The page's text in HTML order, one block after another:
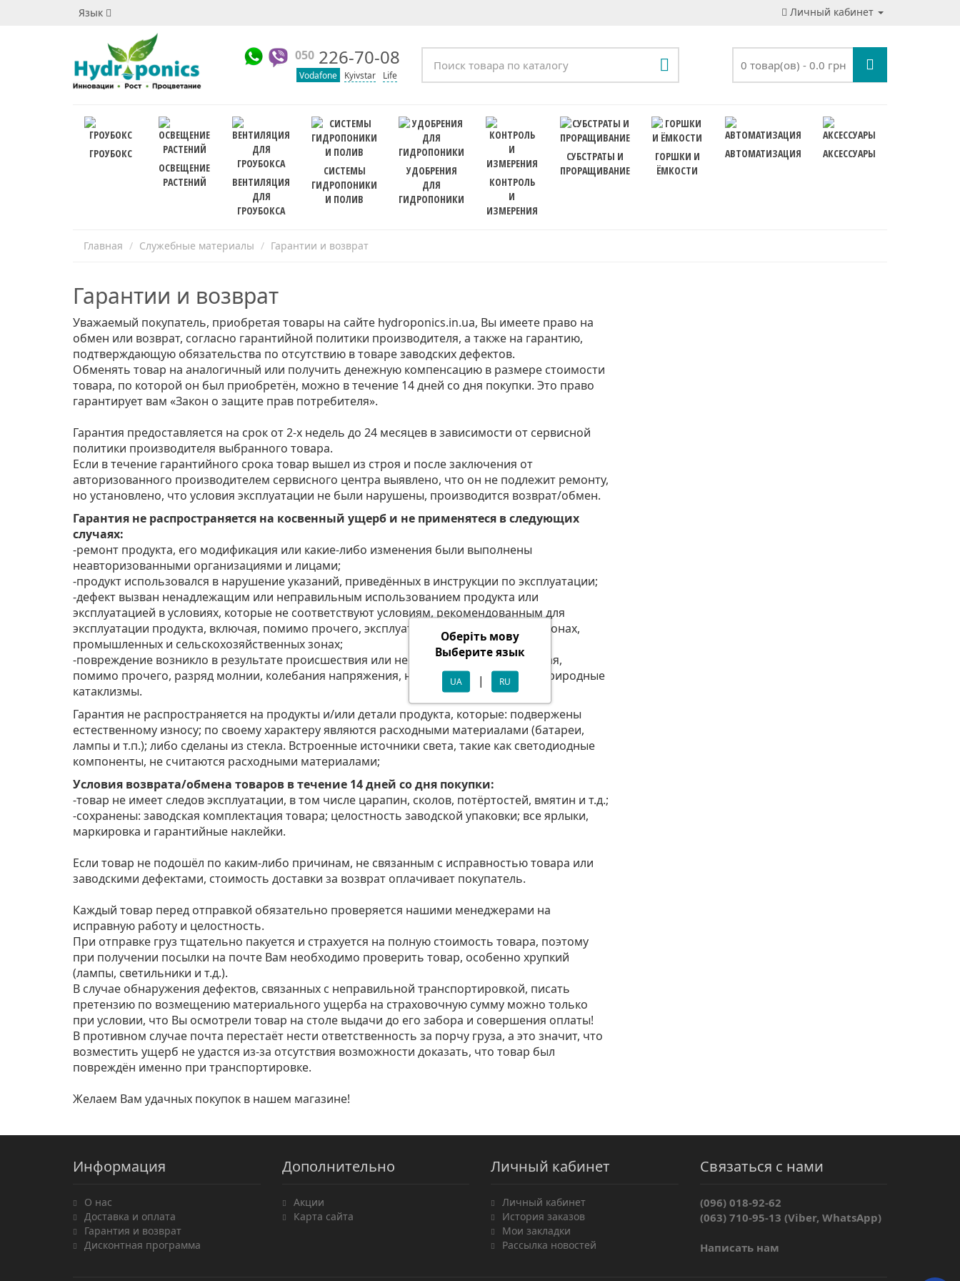
Оберіть мову
Выберите язык
UA | RU
Язык Личный кабинет
050226-70-08
Vodafone Kyivstar Life
0 товар(ов) - 0.0 грн
ГРОУБОКС
ОСВЕЩЕНИЕ
РАСТЕНИЙ
ВЕНТИЛЯЦИЯ
ДЛЯ
ГРОУБОКСА
СИСТЕМЫ
ГИДРОПОНИКИ
И ПОЛИВ
УДОБРЕНИЯ
ДЛЯ
ГИДРОПОНИКИ
КОНТРОЛЬ
И
ИЗМЕРЕНИЯ
СУБСТРАТЫ И
ПРОРАЩИВАНИЕ
ГОРШКИ И
ЁМКОСТИ
АВТОМАТИЗАЦИЯ АКСЕССУАРЫ
Главная Служебные материалы Гарантии и возврат
Гарантии и возврат
Уважаемый покупатель, приобретая товары на сайте hydroponics.in.ua, Вы имеете право на
обмен или возврат, согласно гарантийной политики производителя, а также на гарантию,
подтверждающую обязательства по отсутствию в товаре заводских дефектов.
Обменять товар на аналогичный или получить денежную компенсацию в размере стоимости
товара, по которой он был приобретён, можно в течение 14 дней со дня покупки. Это право
гарантирует вам «Закон о защите прав потребителя».
Гарантия предоставляется на срок от 2-х недель до 24 месяцев в зависимости от сервисной
политики производителя выбранного товара.
Если в течение гарантийного срока товар вышел из строя и после заключения от
авторизованного производителем сервисного центра выявлено, что он не подлежит ремонту,
но установлено, что условия эксплуатации не были нарушены, производится возврат/обмен.
Гарантия не распространяется на косвенный ущерб и не применятеся в следующих
случаях:
-ремонт продукта, его модификация или какие-либо изменения были выполнены
неавторизованными организациями и лицами;
-продукт использовался в нарушение указаний, приведённых в инструкции по эксплуатации;
-дефект вызван ненадлежащим или неправильным использованием продукта или
эксплуатацией в условиях, которые не соответствуют условиям, рекомендованным для
эксплуатации продукта, включая, помимо прочего, эксплуатацию в прибрежных районах,
промышленных и сельскохозяйственных зонах;
-повреждение возникло в результате происшествия или несчастного случая, включая,
помимо прочего, разряд молнии, колебания напряжения, наводнение, пожар или природные
катаклизмы.
Гарантия не распространяется на продукты и/или детали продукта, которые: подвержены
естественному износу; по своему характеру являются расходными материалами (батареи,
лампы и т.п.); либо сделаны из стекла. Встроенные источники света, такие как светодиодные
компоненты, не считаются расходными материалами;
Условия возврата/обмена товаров в течение 14 дней со дня покупки:
-товар не имеет следов эксплуатации, в том числе царапин, сколов, потёртостей, вмятин и т.д.;
-сохранены: заводская комплектация товара; целостность заводской упаковки; все ярлыки,
маркировка и гарантийные наклейки.
Если товар не подошёл по каким-либо причинам, не связанным с исправностью товара или
заводскими дефектами, стоимость доставки за возврат оплачивает покупатель.
Каждый товар перед отправкой обязательно проверяется нашими менеджерами на
исправную работу и целостность.
При отправке груз тщательно пакуется и страхуется на полную стоимость товара, поэтому
при получении посылки на почте Вам необходимо проверить товар, особенно хрупкий
(лампы, светильники и т.д.).
В случае обнаружения дефектов, связанных с неправильной транспортировкой, писать
претензию по возмещению материального ущерба на страховочную сумму можно только
при условии, что Вы осмотрели товар на столе выдачи до его забора и совершения оплаты!
В противном случае почта перестаёт нести ответственность за порчу груза, а это значит, что
возместить ущерб не удастся из-за отсутствия возможности доказать, что товар был
повреждён именно при транспортировке.
Желаем Вам удачных покупок в нашем магазине!
Информация
О нас
Доставка и оплата
Гарантия и возврат
Дисконтная программа
Дополнительно
Акции
Карта сайта
Личный кабинет
Личный кабинет
История заказов
Мои закладки
Рассылка новостей
Связаться с нами
(096) 018-92-62
(063) 710-95-13 (Viber, WhatsApp)
Написать нам